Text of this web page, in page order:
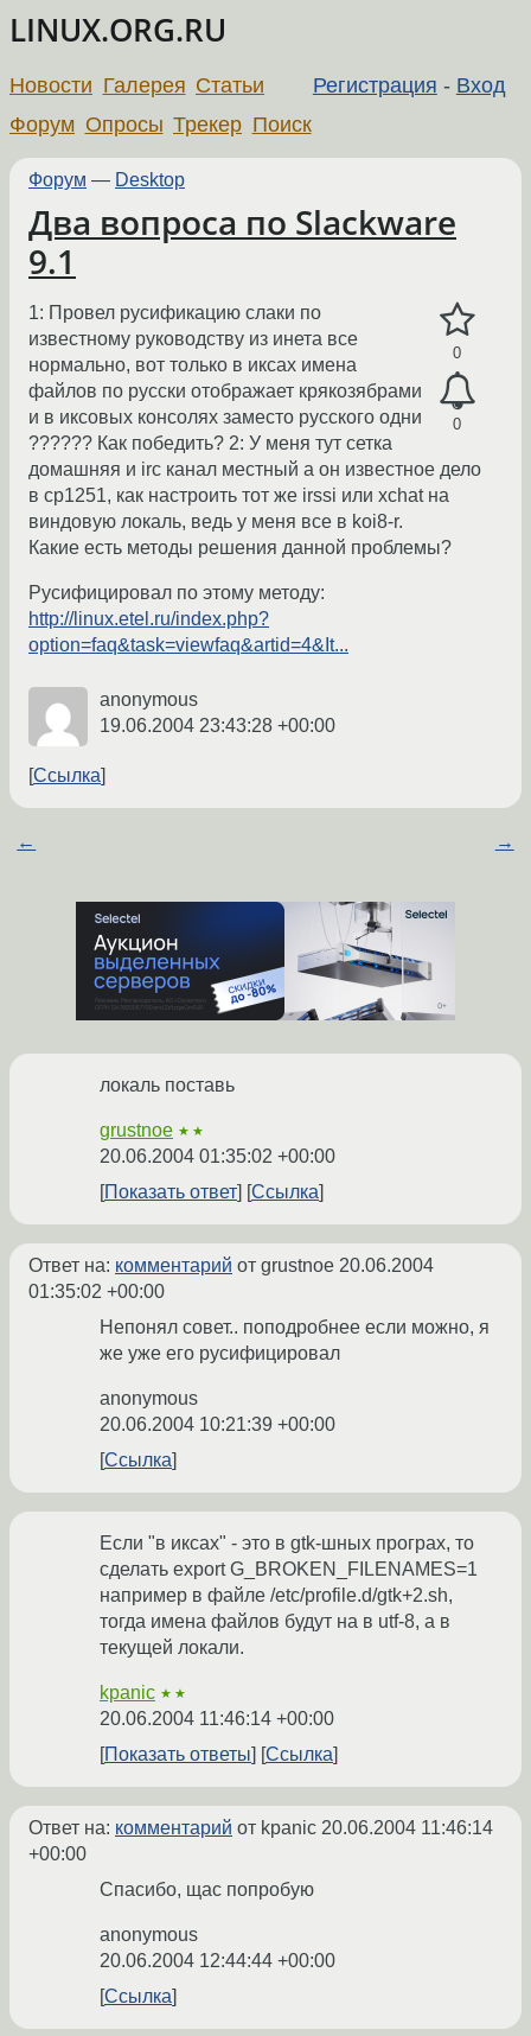
LINUX.ORG.RU
Регистрация - Вход
Новости Галерея Статьи
Форум Опросы Трекер Поиск
Форум — Desktop
Два вопроса по Slackware
9.1
0
0
1: Провел русификацию слаки по
известному руководству из инета все
нормально, вот только в иксах имена
файлов по русски отображает крякозябрами
и в иксовых консолях заместо русского одни
?????? Как победить? 2: У меня тут сетка
домашняя и irc канал местный а он известное дело
в cp1251, как настроить тот же irssi или xchat на
виндовую локаль, ведь у меня все в koi8-r.
Какие есть методы решения данной проблемы?
Русифицировал по этому методу:
http://linux.etel.ru/index.php?
option=faq&task=viewfaq&artid=4&It...
anonymous
19.06.2004 23:43:28 +00:00
Ссылка
← →
локаль поставь
grustnoe ★★
20.06.2004 01:35:02 +00:00
Показать ответ
Ссылка
Ответ на: комментарий от grustnoe 20.06.2004
01:35:02 +00:00
Непонял совет.. поподробнее если можно, я
же уже его русифицировал
anonymous
20.06.2004 10:21:39 +00:00
Ссылка
Если "в иксах" - это в gtk-шных програх, то
сделать export G_BROKEN_FILENAMES=1
например в файле /etc/profile.d/gtk+2.sh,
тогда имена файлов будут на в utf-8, а в
текущей локали.
kpanic ★★
20.06.2004 11:46:14 +00:00
Показать ответы
Ссылка
Ответ на: комментарий от kpanic 20.06.2004 11:46:14
+00:00
Спасибо, щас попробую
anonymous
20.06.2004 12:44:44 +00:00
Ссылка